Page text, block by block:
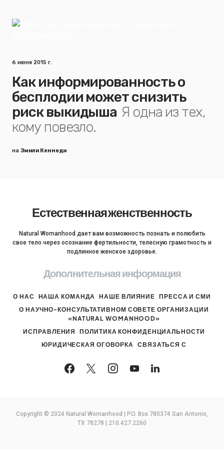
6 июня 2015 г.
Как информированность о
бесплодии может снизить
риск выкидыша Я одна из тех,
кому повезло.
на Эмили Кеннеди
Естественная женственность
Natural Womanhood дает вам возможность познать и полюбить
свое тело через осознание фертильности, телесную грамотность и
подлинное женское здоровье.
Дополнительная информация
О НАС НАША КОМАНДА НАШЕ ВЛИЯНИЕ
ПРЕССА И СМИ
О НАУЧНО-КОНСУЛЬТАТИВНОМ СОВЕТЕ ОРГАНИЗАЦИИ
«NATURAL WOMANHOOD»
ИСПРАВЛЕНИЯ
ПОЛИТИКА КОНФИДЕНЦИАЛЬНОСТИ
ЮРИДИЧЕСКАЯ ОГОВОРКА
СВЯЗАТЬСЯ С
Copyright © 2024 Natural Womanhood | PO. Box 780374 San Antonio,
TX 78278 | 210.427.2260